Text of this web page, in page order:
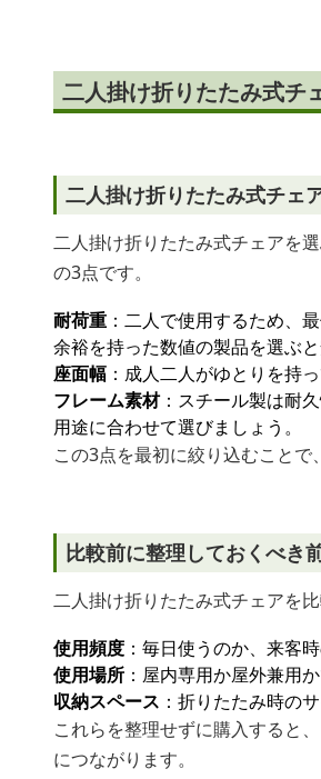
二人掛け折りたたみ式チ
二人掛け折りたたみ式チェ
二人掛け折りたたみ式チェアを
の3点です。
耐荷重 ：二人で使用するため、
余裕を持った数値の製品を選ぶと
座面幅 ：成人二人がゆとりを持っ
フレーム素材：スチール製は耐
用途に合わせて選びましょう。
この3点を最初に絞り込むことで
比較前に整理しておくべき
二人掛け折りたたみ式チェアを比
使用頻度 ：毎日使うのか、来客
使用場所 ：屋内専用か屋外兼用
収納スペース ：折りたたみ時の
これらを整理せずに購入すると
につながります。